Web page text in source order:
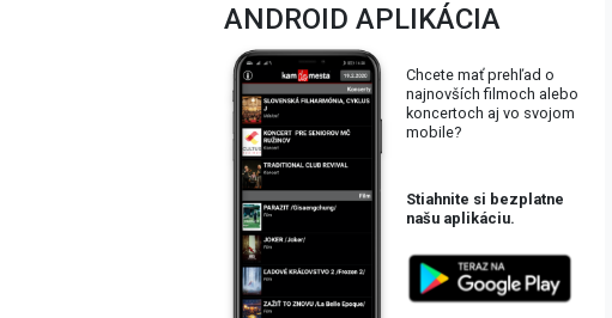
ANDROID APLIKÁCIA
Chcete mať prehľad o
najnovších filmoch alebo
koncertoch aj vo svojom
mobile?
Stiahnite si bezplatne
našu aplikáciu.